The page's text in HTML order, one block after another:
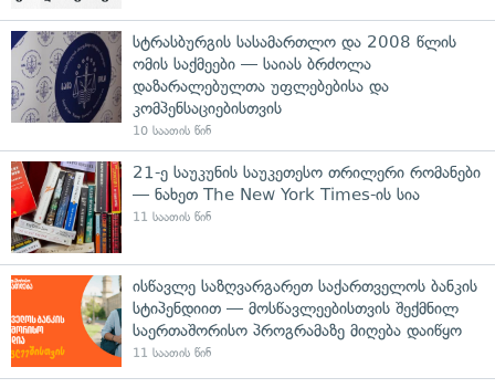
სტრასბურგის სასამართლო და 2008 წლის
ომის საქმეები — საიას ბრძოლა
დაზარალებულთა უფლებებისა და
კომპენსაციებისთვის
10 საათის წინ
21-ე საუკუნის საუკეთესო თრილერი რომანები
— ნახეთ The New York Times-ის სია
11 საათის წინ
ისწავლე საზღვარგარეთ საქართველოს ბანკის
სტიპენდიით — მოსწავლეებისთვის შექმნილ
საერთაშორისო პროგრამაზე მიღება დაიწყო
11 საათის წინ